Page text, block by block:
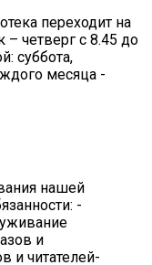
переходит на
четверг с 8.45 до
суббота,
месяца -
нашей
-
и
и читателей-